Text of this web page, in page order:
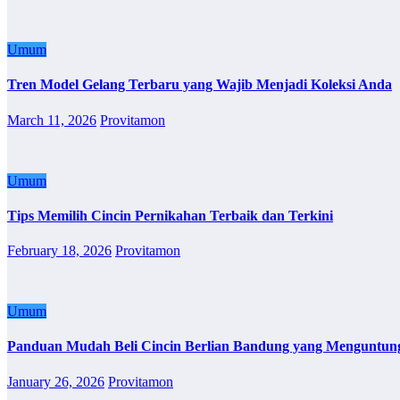
Umum
Tren Model Gelang Terbaru yang Wajib Menjadi Koleksi Anda
March 11, 2026 Provitamon
Umum
Tips Memilih Cincin Pernikahan Terbaik dan Terkini
February 18, 2026 Provitamon
Umum
Panduan Mudah Beli Cincin Berlian Bandung yang
January 26, 2026 Provitamon